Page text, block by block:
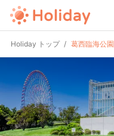
Holiday トップ 葛西臨海公園